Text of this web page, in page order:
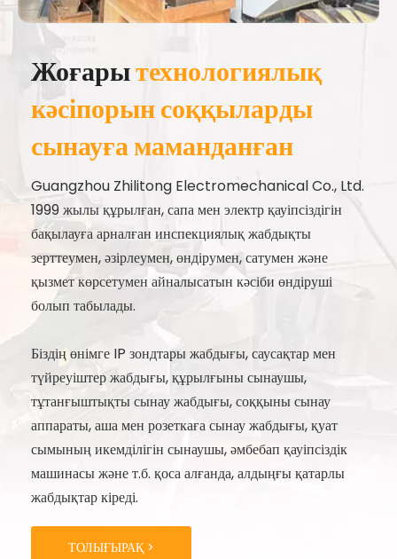
Жоғарытехнологиялық
кәсіпорын соққыларды
сынауға маманданған
Guangzhou Zhilitong Electromechanical Co., Ltd.
1999 жылы құрылған, сапа мен электр қауіпсіздігін
бақылауға арналған инспекциялық жабдықты
зерттеумен, әзірлеумен, өндірумен, сатумен және
қызмет көрсетумен айналысатын кәсіби өндіруші
болып табылады.
Біздің өнімге IP зондтары жабдығы, саусақтар мен
түйреуіштер жабдығы, құрылғыны сынаушы,
тұтанғыштықты сынау жабдығы, соққыны сынау
аппараты, аша мен розеткаға сынау жабдығы, қуат
сымының икемділігін сынаушы, әмбебап қауіпсіздік
машинасы және т.б. қоса алғанда, алдыңғы қатарлы
жабдықтар кіреді.
ТОЛЫҒЫРАҚ >